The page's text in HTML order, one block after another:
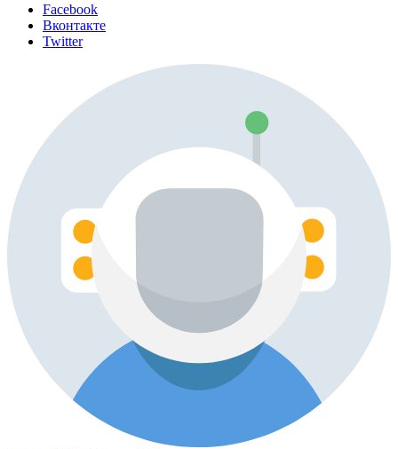
Facebook
Вконтакте
Twitter